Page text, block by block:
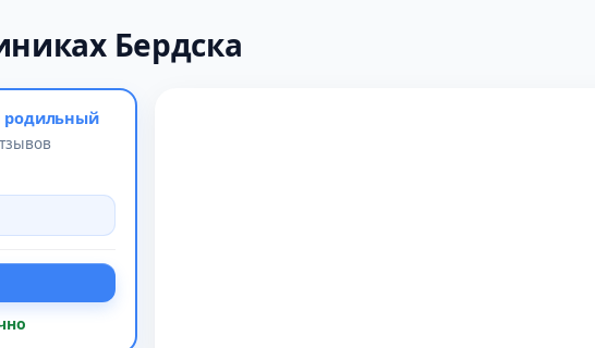
Бердска
родильный